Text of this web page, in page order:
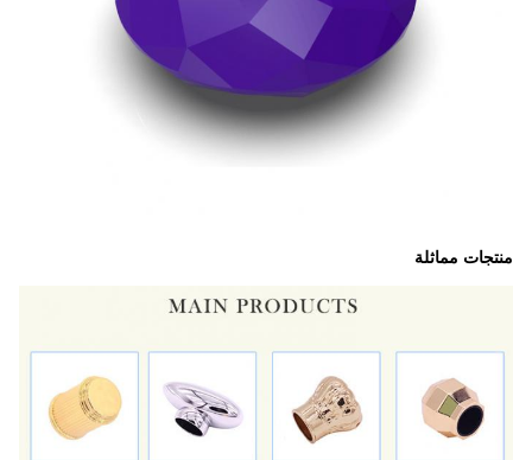
منتجات مماثلة